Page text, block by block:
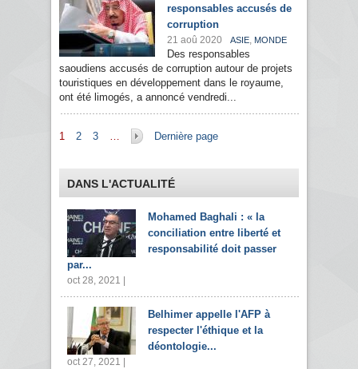
responsables accusés de
corruption
21 aoû 2020 ASIE, MONDE
Des responsables
saoudiens accusés de corruption autour de projets
touristiques en développement dans le royaume,
ont été limogés, a annoncé vendredi...
Pages
1 2 3 … Dernière page
DANS L'ACTUALITÉ
Mohamed Baghali : « la
conciliation entre liberté et
responsabilité doit passer
par...
oct 28, 2021 |
Belhimer appelle l'AFP à
respecter l'éthique et la
déontologie...
oct 27, 2021 |